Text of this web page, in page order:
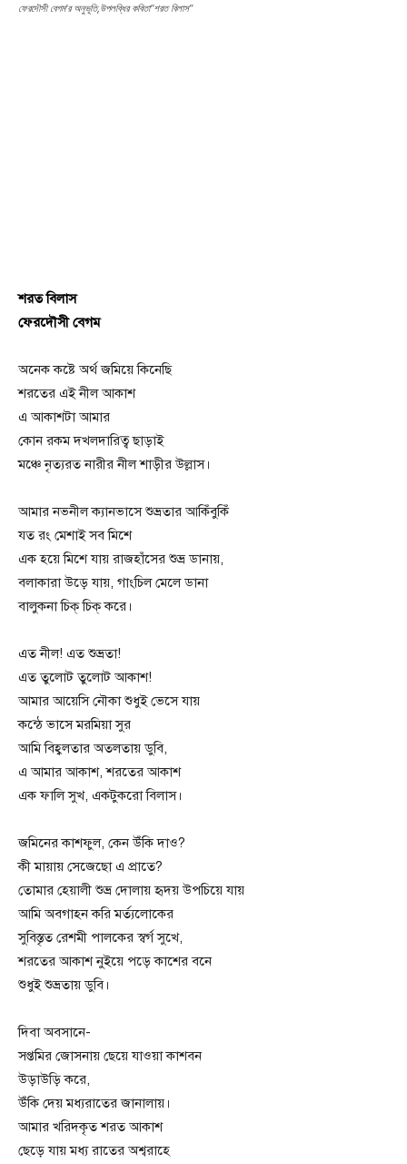
ফেরদৌসী বেগম'র অনুভূতি,উপলব্ধির কবিতা“শরত বিলাস”
শরত বিলাস
ফেরদৌসী বেগম
অনেক কষ্টে অর্থ জমিয়ে কিনেছি
শরতের এই নীল আকাশ
এ আকাশটা আমার
কোন রকম দখলদারিত্ব ছাড়াই
মঞ্চে নৃত্যরত নারীর নীল শাড়ীর উল্লাস।
আমার নভনীল ক্যানভাসে শুভ্রতার আকিঁবুকিঁ
যত রং মেশাই সব মিশে
এক হয়ে মিশে যায় রাজহাঁসের শুভ্র ডানায়,
বলাকারা উড়ে যায়, গাংচিল মেলে ডানা
বালুকনা চিক্ চিক্ করে।
এত নীল! এত শুভ্রতা!
এত তুলোট তুলোট আকাশ!
আমার আয়েসি নৌকা শুধুই ভেসে যায়
কন্ঠে ভাসে মরমিয়া সুর
আমি বিহ্বলতার অতলতায় ডুবি,
এ আমার আকাশ, শরতের আকাশ
এক ফালি সুখ, একটুকরো বিলাস।
জমিনের কাশফুল, কেন উঁকি দাও?
কী মায়ায় সেজেছো এ প্রাতে?
তোমার হেয়ালী শুভ্র দোলায় হৃদয় উপচিয়ে যায়
আমি অবগাহন করি মর্ত্যলোকের
সুবিস্তৃত রেশমী পালকের স্বর্গ সুখে,
শরতের আকাশ নুইয়ে পড়ে কাশের বনে
শুধুই শুভ্রতায় ডুবি।
দিবা অবসানে-
সপ্তমির জোসনায় ছেয়ে যাওয়া কাশবন
উড়াউড়ি করে,
উঁকি দেয় মধ্যরাতের জানালায়।
আমার খরিদকৃত শরত আকাশ
ছেড়ে যায় মধ্য রাতের অশ্বরাহে